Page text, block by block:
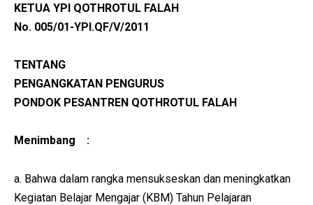
KETUA YPI QOTHROTUL FALAH
No. 005/01-YPI.QF/V/2011
TENTANG
PENGANGKATAN PENGURUS
PONDOK PESANTREN QOTHROTUL FALAH
Menimbang :
a. Bahwa dalam rangka mensukseskan dan meningkatkan
Kegiatan Belajar Mengajar (KBM) Tahun Pelajaran